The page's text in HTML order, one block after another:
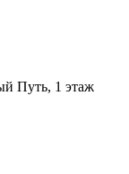
Путь, 1 этаж